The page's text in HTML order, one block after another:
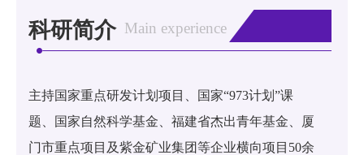
科研简介 Main experience
主持国家重点研发计划项目、国家“973计划”课
题、国家自然科学基金、福建省杰出青年基金、厦
门市重点项目及紫金矿业集团等企业横向项目50余